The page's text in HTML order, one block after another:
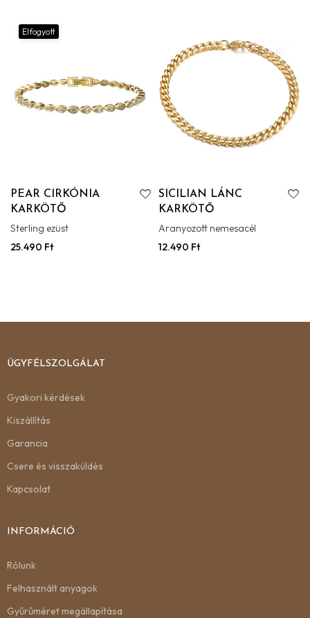
Elfogyott
PEAR CIRKÓNIA
KARKÖTŐ
Sterling ezüst
25.490 Ft
SICILIAN LÁNC
KARKÖTŐ
Aranyozott nemesacél
12.490 Ft
ÜGYFÉLSZOLGÁLAT
Gyakori kérdések
Kiszállítás
Garancia
Csere és visszaküldés
Kapcsolat
INFORMÁCIÓ
Rólunk
Felhasznált anyagok
Gyűrűméret megállapítása